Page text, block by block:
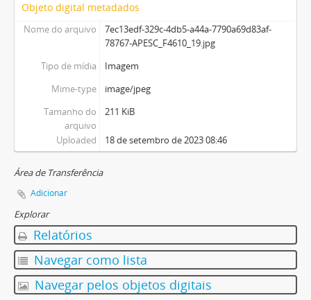
Objeto digital metadados
Nome do arquivo
7ec13edf-329c-4db5-a44a-7790a69d83af-
78767-APESC_F4610_19.jpg
Tipo de mídia
Imagem
Mime-type
image/jpeg
Tamanho do
arquivo
211 KiB
Uploaded 18 de setembro de 2023 08:46
Área de Transferência
Adicionar
Explorar
Relatórios
Navegar como lista
Navegar pelos objetos digitais